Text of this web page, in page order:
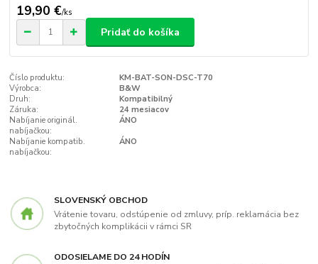
19,90 €/ks
Pridať do košíka
Číslo produktu:
KM-BAT-SON-DSC-T70
Výrobca:
B&W
Druh:
Kompatibilný
Záruka:
24 mesiacov
Nabíjanie originál.
nabíjačkou:
ÁNO
Nabíjanie kompatib.
nabíjačkou:
ÁNO
SLOVENSKÝ OBCHOD
Vrátenie tovaru, odstúpenie od zmluvy, príp. reklamácia bez
zbytočných komplikácii v rámci SR
ODOSIELAME DO 24 HODÍN